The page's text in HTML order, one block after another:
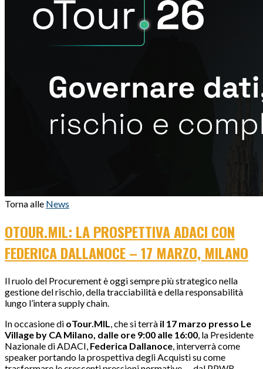
Torna alle News
OTOUR.MIL: LA PROSPETTIVA ADACI CON
FEDERICA DALLANOCE – 17 MARZO, MILANO
Il ruolo del Procurement è oggi sempre più strategico nella
gestione del rischio, della tracciabilità e della responsabilità
lungo l’intera supply chain.
In occasione di oTour.MIL , che si terrà il 17 marzo presso Le
Village by CA Milano, dalle ore 9:00 alle 16:00 , la Presidente
Nazionale di ADACI Federica Dallanoce , interverrà come
speaker portando la prospettiva degli Acquisti su come